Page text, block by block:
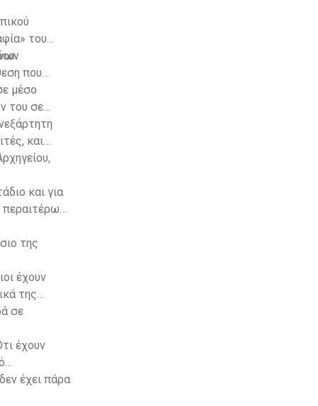
του
που
μέσο
του σε
και
και για
περαιτέρω
της
έχουν
της
σε
έχουν
έχει πάρα